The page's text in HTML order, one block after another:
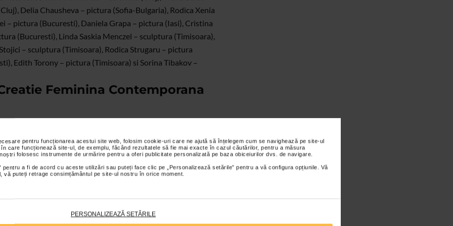
pentru funcționarea acestui site web, folosim cookie-uri care ne ajută să înțelegem cum se navighează pe site-ul
care funcționează site-ul, de exemplu, făcând rezultatele să fie mai exacte în cazul căutărilor, pentru a măsura
folosesc instrumente de urmărire pentru a oferi publicitate personalizată pe baza obiceiurilor dvs. de navigare.
pentru a fi de acord cu aceste utilizări sau puteți face clic pe „Personalizează setările” pentru a vă configura opțiunile. Vă
puteți retrage consimțământul pe site-ul nostru în orice moment.
PERSONALIZEAZĂ SETĂRILE
Delia Chausheva – pictura (Sofia-Bulgaria), Rodica Xenia
– pictura (Bucuresti), Daniela Grapa – pictura (Iasi), Cristina
(Bucuresti), Linda Saskia Menczel – sculptura (Timisoara),
– sculptura (Timisoara), Rodica Strugaru – pictura
Edith Torony – pictura (Timisoara) si Sorina Tibakov –
Feminina Contemporana
de Creatie Feminina Contemporana PODURI EUROPENE
Eforie Sud. Proiectul PODURI EUROPENE, menit sa
culturi care doresc si pot sa comunice s-a nascut in anul
presedinta Asociatiei Femeilor Creatoare in Arta Plastica din
din Romania au fost invitate in repetate randuri sa
anual, la Bucuresti, Sibiu si Constanta, expozitii
in Tabara de Creatie, din tara si din strainatate.
a fost si este sustinuta de Fundatia Fildas Art si de